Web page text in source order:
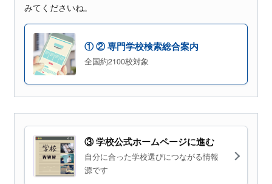
みてくださいね。
① ② 専門学校検索総合案内
全国約2100校対象
③ 学校公式ホームページに進む
自分に合った学校選びにつながる情報
源です